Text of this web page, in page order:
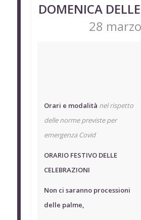
DOMENICA
28 marzo
Orari e modalità nel rispetto
delle norme previste per
emergenza Covid
ORARIO FESTIVO DELLE
CELEBRAZIONI
Non ci saranno processioni
delle palme,